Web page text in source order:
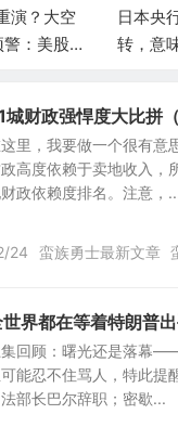
演？大空
：美股将
日本央
转，意
城财政强悍度大比拼（
里，我要做一个很有意
高度依赖于卖地收入，
政依赖度排名。注意，
24 蛮族勇士最新文章
界都在等着特朗普
集回顾：曙光还是落幕
能忍不住骂人，特此提
部长巴尔辞职；密歇...